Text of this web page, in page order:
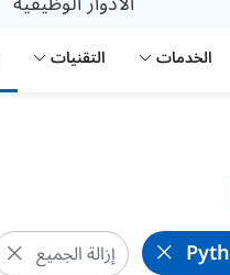
الخدمات التقنيات
إزالة الجميع